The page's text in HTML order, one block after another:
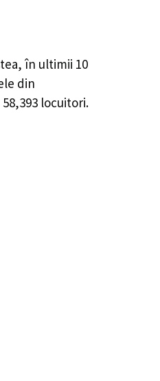
în ultimii 10
din
58,393 locuitori.